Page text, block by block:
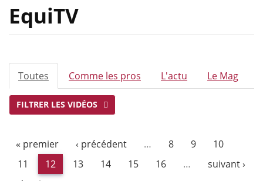
EquiTV
ONGLETS
PRINCIPAUX
Toutes (onglet
actif)
Comme les pros L'actu Le Mag
FILTRER LES VIDÉOS
« premier ‹ précédent … 8 9
10
11
12 13 14 15 16 …
suivant ›